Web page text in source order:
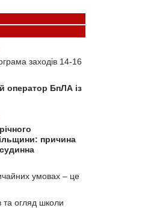
заходів 14-16
оператор БпЛА із
причина
умовах – це
та огляд школи